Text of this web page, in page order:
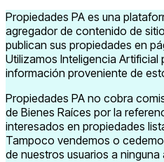
Propiedades PA es una
agregador de contenido de
publican sus propiedades en
Utilizamos Inteligencia Artificial
información proveniente de
Propiedades PA no cobra
de Bienes Raíces por la
interesados en propiedades
Tampoco vendemos o
de nuestros usuarios a ninguna